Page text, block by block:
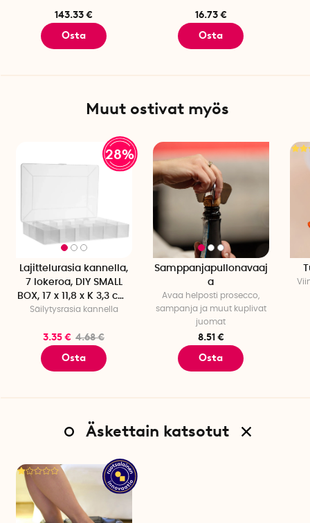
143.33 €
Osta
16.73 €
Osta
Muut ostivat myös
28%
Lajittelurasia kannella,
7 lokeroa, DIY SMALL
BOX, 17 x 11,8 x K 3,3 cm,
kirkas
Säilytysrasia kannella
3.35 € 4.68 €
Osta
Samppanjapullonavaaj
a
Avaa helposti prosecco,
sampanja ja muut kuplivat
juomat
8.51 €
Osta
Äskettain katsotut